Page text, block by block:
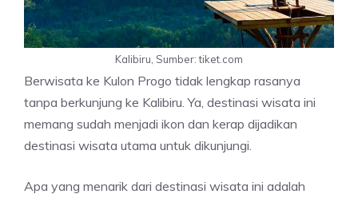
Kalibiru, Sumber: tiket.com
Berwisata ke Kulon Progo tidak lengkap rasanya
tanpa berkunjung ke Kalibiru. Ya, destinasi wisata ini
memang sudah menjadi ikon dan kerap dijadikan
destinasi wisata utama untuk dikunjungi.
Apa yang menarik dari destinasi wisata ini adalah